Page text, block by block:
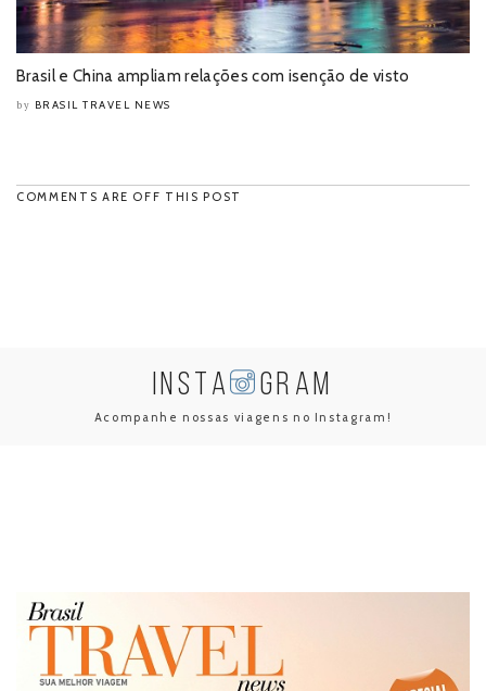
Brasil e China ampliam relações com isenção de visto
by BRASIL TRAVEL NEWS
COMMENTS ARE OFF THIS POST
INSTA GRAM
Acompanhe nossas viagens no Instagram!